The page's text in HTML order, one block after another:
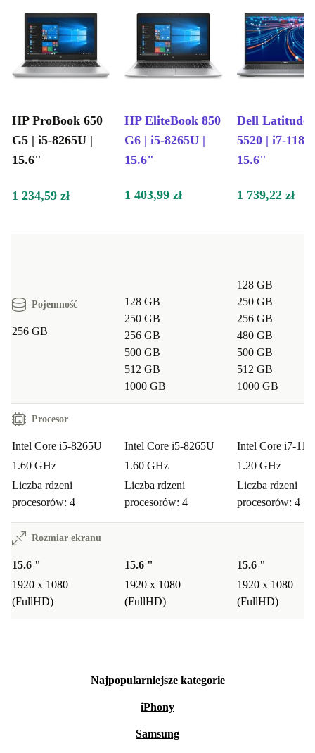
HP ProBook 650
G5 | i5-8265U |
15.6"
HP EliteBook 850
G6 | i5-8265U |
15.6"
Dell Latitude
5520 | i7-
15.6"
1 234,59 zł 1 403,99 zł 1 739,22 zł
Pojemność
256 GB
128 GB
250 GB
256 GB
500 GB
512 GB
1000 GB
128 GB
250 GB
256 GB
480 GB
500 GB
512 GB
1000 GB
Procesor
Intel Core i5-8265U
1.60 GHz
Liczba rdzeni
procesorów: 4
Intel Core i5-8265U
1.60 GHz
Liczba rdzeni
procesorów: 4
Intel Core i7-
1.20 GHz
Liczba rdzeni
procesorów: 4
Rozmiar ekranu
15.6 "
1920 x 1080
(FullHD)
15.6 "
1920 x 1080
(FullHD)
15.6 "
1920 x 1080
(FullHD)
Najpopularniejsze kategorie
iPhony
Samsung